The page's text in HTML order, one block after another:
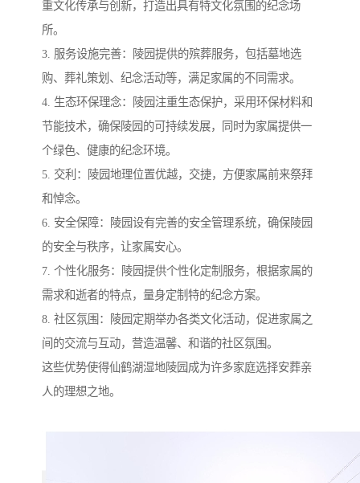
重文化传承与创新，打造出具有特文化氛围的纪念场
所。
3. 服务设施完善：陵园提供的殡葬服务，包括墓地选
购、葬礼策划、纪念活动等，满足家属的不同需求。
4. 生态环保理念：陵园注重生态保护，采用环保材料和
节能技术，确保陵园的可持续发展，同时为家属提供一
个绿色、健康的纪念环境。
5. 交利：陵园地理位置优越，交捷，方便家属前来祭拜
和悼念。
6. 安全保障：陵园设有完善的安全管理系统，确保陵园
的安全与秩序，让家属安心。
7. 个性化服务：陵园提供个性化定制服务，根据家属的
需求和逝者的特点，量身定制特的纪念方案。
8. 社区氛围：陵园定期举办各类文化活动，促进家属之
间的交流与互动，营造温馨、和谐的社区氛围。
这些优势使得仙鹤湖湿地陵园成为许多家庭选择安葬亲
人的理想之地。